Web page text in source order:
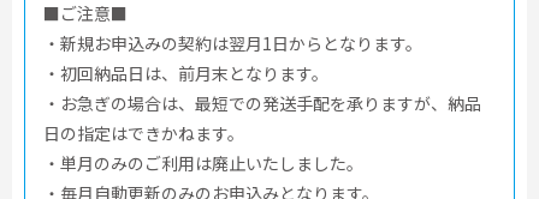
■ご注意■
・新規お申込みの契約は翌月1日からとなります。
・初回納品日は、前月末となります。
・お急ぎの場合は、最短での発送手配を承りますが、納品
日の指定はできかねます。
・単月のみのご利用は廃止いたしました。
・毎月自動更新のみのお申込みとなります。